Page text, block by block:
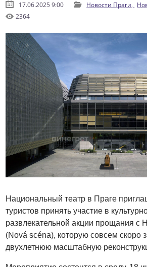
17.06.2025 9:00 Новости Праги,
2364
Национальный театр в Праге
туристов принять участие в
развлекательной акции прощания с
(Nová scéna), которую совсем скоро
двухлетнюю масштабную